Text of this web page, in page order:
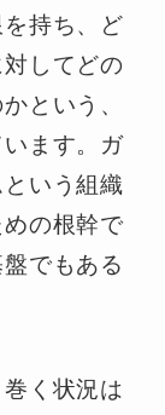
持ち、ど
してどの
という、
います。ガ
いう組織
の根幹で
でもある
く状況は